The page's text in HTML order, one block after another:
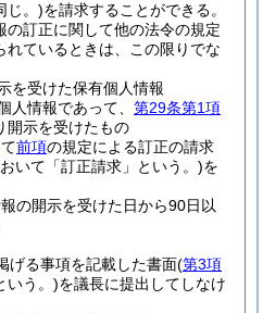
じ。)を請求することができる。
の訂正に関して他の法令の規定
れているときは、この限りでな
を受けた保有個人情報
人情報であって、 第29条第1項
開示を受けたもの
前項の規定による訂正の請求
いて「訂正請求」という。)を
の開示を受けた日から90日以
げる事項を記載した書面(第3項
いう。)を議長に提出してしなけ